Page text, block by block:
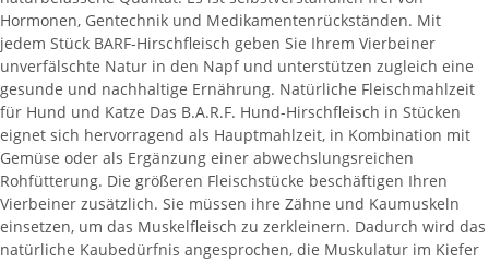
Hormonen, Gentechnik und Medikamentenrückständen. Mit
jedem Stück BARF-Hirschfleisch geben Sie Ihrem Vierbeiner
unverfälschte Natur in den Napf und unterstützen zugleich eine
gesunde und nachhaltige Ernährung. Natürliche Fleischmahlzeit
für Hund und Katze Das B.A.R.F. Hund-Hirschfleisch in Stücken
eignet sich hervorragend als Hauptmahlzeit, in Kombination mit
Gemüse oder als Ergänzung einer abwechslungsreichen
Rohfütterung. Die größeren Fleischstücke beschäftigen Ihren
Vierbeiner zusätzlich. Sie müssen ihre Zähne und Kaumuskeln
einsetzen, um das Muskelfleisch zu zerkleinern. Dadurch wird das
natürliche Kaubedürfnis angesprochen, die Muskulatur im Kiefer